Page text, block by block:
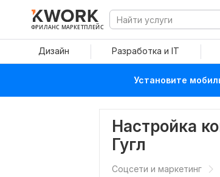
ФРИЛАНС МАРКЕТПЛЕЙС
Дизайн Разработка и IT
Установите
Настройка
Гугл
Соцсети и маркетинг